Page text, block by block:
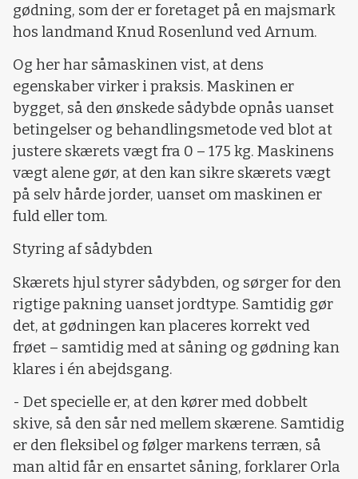
gødning, som der er foretaget på en majsmark
hos landmand Knud Rosenlund ved Arnum.
Og her har såmaskinen vist, at dens
egenskaber virker i praksis. Maskinen er
bygget, så den ønskede sådybde opnås uanset
betingelser og behandlingsmetode ved blot at
justere skærets vægt fra 0 – 175 kg. Maskinens
vægt alene gør, at den kan sikre skærets vægt
på selv hårde jorder, uanset om maskinen er
fuld eller tom.
Styring af sådybden
Skærets hjul styrer sådybden, og sørger for den
rigtige pakning uanset jordtype. Samtidig gør
det, at gødningen kan placeres korrekt ved
frøet – samtidig med at såning og gødning kan
klares i én abejdsgang.
- Det specielle er, at den kører med dobbelt
skive, så den sår ned mellem skærene. Samtidig
er den fleksibel og følger markens terræn, så
man altid får en ensartet såning, forklarer Orla